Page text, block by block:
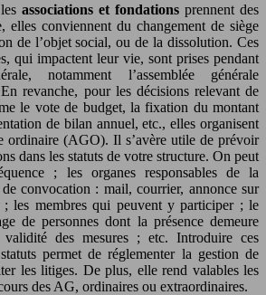
associations et fondationsprennent des
elles conviennent du changement de siège
de l’objet social, ou de la dissolution. Ces
qui impactent leur vie, sont prises pendant
notamment l’assemblée générale
revanche, pour les décisions relevant de
le vote de budget, la fixation du montant
de bilan annuel, etc., elles organisent
ordinaire (AGO). Il s’avère utile de prévoir
dans les statuts de votre structure. On peut
; les organes responsables de la
convocation : mail, courrier, annonce sur
; les membres qui peuvent y participer ; le
de personnes dont la présence demeure
des mesures ; etc. Introduire ces
permet de réglementer la gestion de
les litiges. De plus, elle rend valables les
des AG, ordinaires ou extraordinaires.